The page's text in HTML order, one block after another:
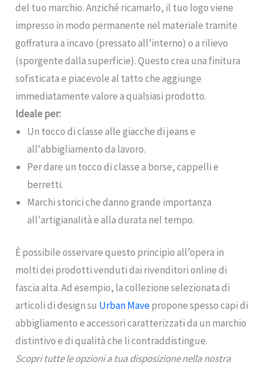
del tuo marchio. Anziché ricamarlo, il tuo logo viene
impresso in modo permanente nel materiale tramite
goffratura a incavo (pressato all’interno) o a rilievo
(sporgente dalla superficie). Questo crea una finitura
sofisticata e piacevole al tatto che aggiunge
immediatamente valore a qualsiasi prodotto.
Ideale per:
Un tocco di classe alle giacche di jeans e
all'abbigliamento da lavoro.
Per dare un tocco di classe a borse, cappelli e
berretti.
Marchi storici che danno grande importanza
all'artigianalità e alla durata nel tempo.
È possibile osservare questo principio all’opera in
molti dei prodotti venduti dai rivenditori online di
fascia alta. Ad esempio, la collezione selezionata di
articoli di design su Urban Mavepropone spesso capi di
abbigliamento e accessori caratterizzati da un marchio
distintivo e di qualità che li contraddistingue.
Scopri tutte le opzioni a tua disposizione nella nostra